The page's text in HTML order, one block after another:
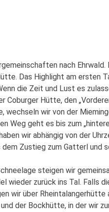
nach
Das Highlight am ersten
die Zeit und Lust es
Coburger Hütte, den
wechseln wir von der
Weg geht es bis zum
wir abhängig von der
Zustieg zum Gatterl und
steigen wir
wieder zurück ins Tal. Falls
wir über
der Bockhütte, in der wir